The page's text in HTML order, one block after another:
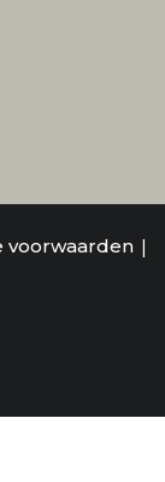
voorwaarden |